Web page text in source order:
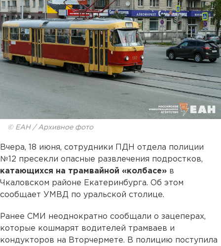
© ЕАН / Архивное фото
Вчера, 18 июня, сотрудники ПДН отдела полиции
№12 пресекли опасные развлечения подростков,
катающихся на трамвайной «колбасе» в
Чкаловском районе Екатеринбурга. Об этом
сообщает УМВД по уральской столице.
Ранее СМИ неоднократно сообщали о зацеперах,
которые кошмарят водителей трамваев и
кондукторов на Вторчермете. В полицию поступила